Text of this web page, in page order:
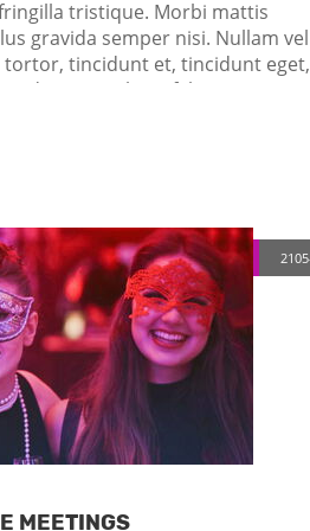
tristique. Morbi mattis
gravida semper nisi. Nullam vel
tortor, tincidunt et, tincidunt eget,
Morbi ac felis. Nunc
laoreet.
MEETINGS